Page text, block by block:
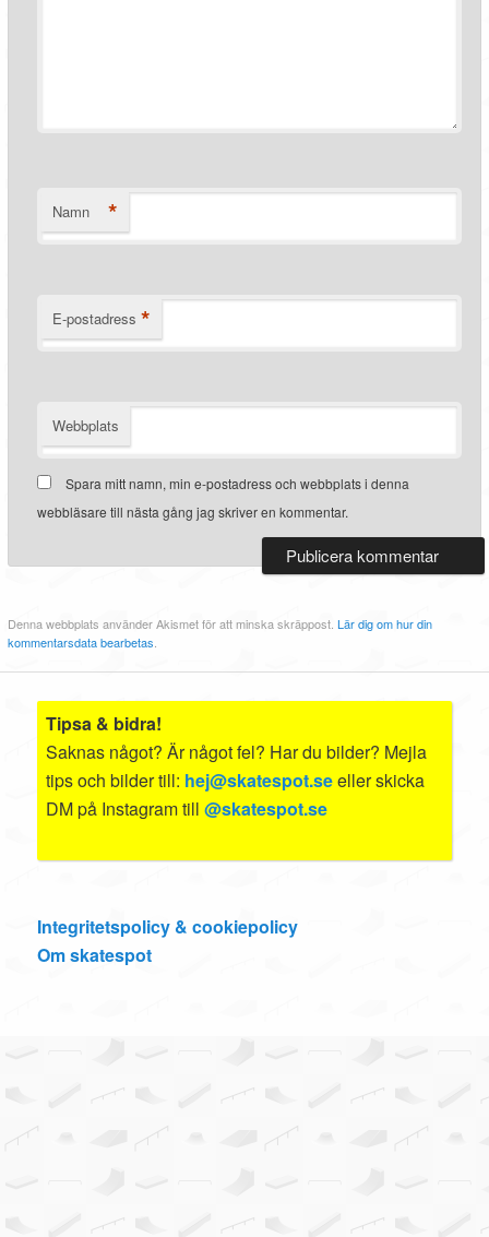
Namn *
E-postadress *
Webbplats
Spara mitt namn, min e-postadress och webbplats i denna
webbläsare till nästa gång jag skriver en kommentar.
Denna webbplats använder Akismet för att minska skräppost.Lär dig om hur din
kommentarsdata bearbetas.
Tipsa & bidra!
Saknas något? Är något fel? Har du bilder? Mejla
tips och bilder till: hej@skatespot.seeller skicka
DM på Instagram till@skatespot.se
Integritetspolicy & cookiepolicy
Om skatespot